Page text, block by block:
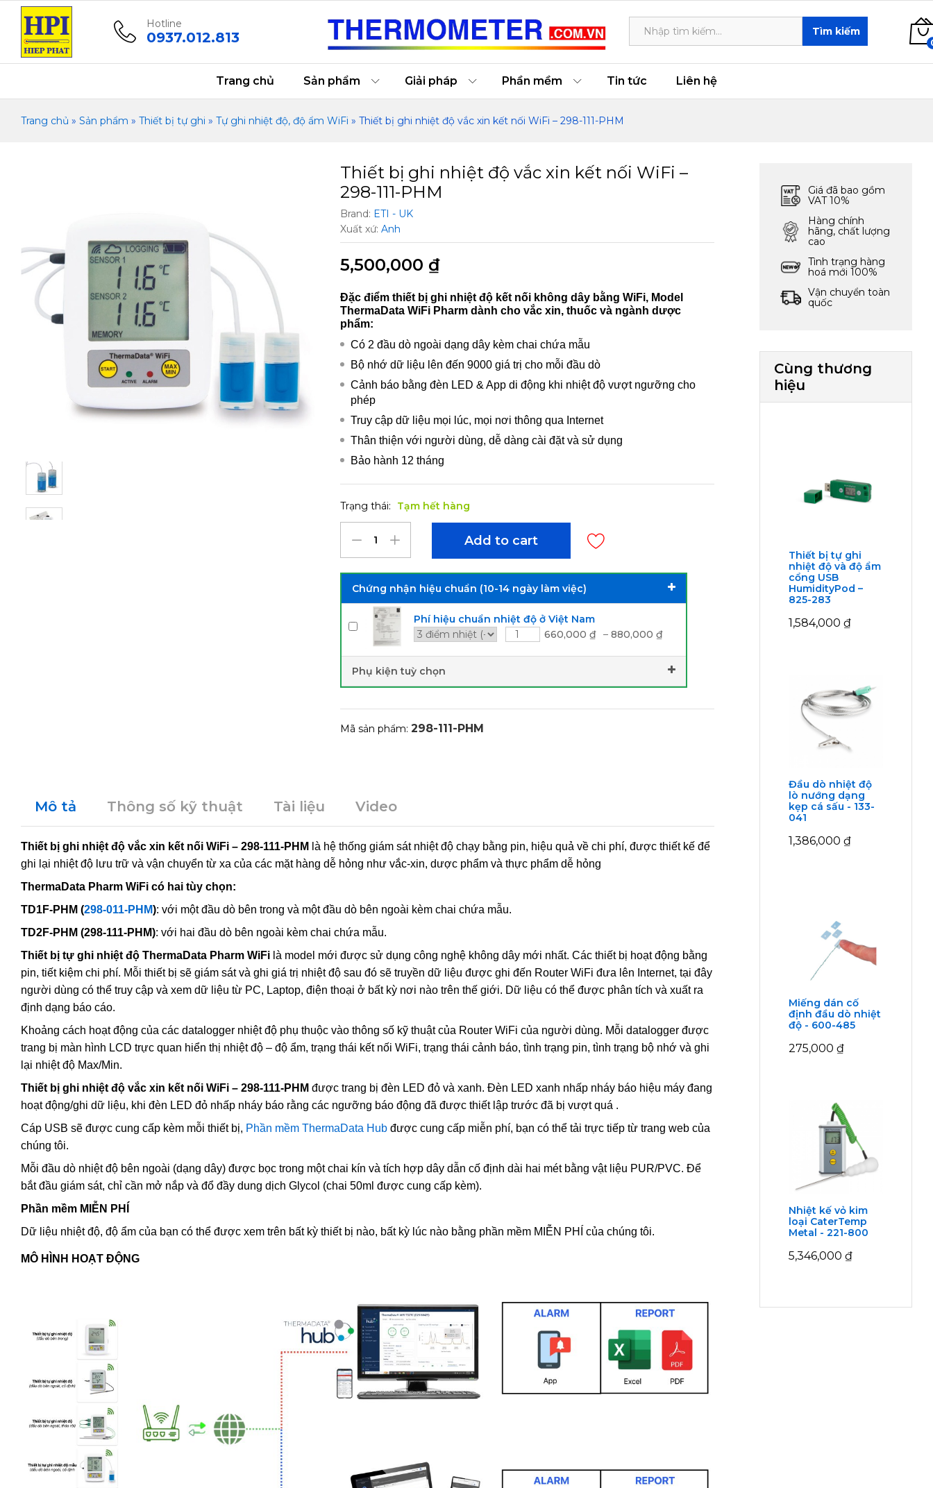
Hotline
0937.012.813 Tìm kiếm
Trang chủ Sản phẩm Giải pháp Phần mềm Tin tức Liên hệ
Trang chủ » Sản phẩm » Thiết bị tự ghi » Tự ghi nhiệt độ, độ ẩm WiFi » Thiết bị ghi nhiệt độ vắc xin kết nối WiFi – 298-111-PHM
Thiết bị ghi nhiệt độ vắc xin kết nối WiFi –
298-111-PHM
Brand: ETI - UK
Xuất xứ: Anh
5,500,000 ₫
Đặc điểm thiết bị ghi nhiệt độ kết nối không dây bằng WiFi, Model
ThermaData WiFi Pharm dành cho vắc xin, thuốc và ngành dược
phẩm:
Có 2 đầu dò ngoài dạng dây kèm chai chứa mẫu
Bộ nhớ dữ liệu lên đến 9000 giá trị cho mỗi đầu dò
Cảnh báo bằng đèn LED & App di động khi nhiệt độ vượt ngưỡng cho
phép
Truy cập dữ liệu mọi lúc, mọi nơi thông qua Internet
Thân thiện với người dùng, dễ dàng cài đặt và sử dụng
Bảo hành 12 tháng
Trạng thái: Tạm hết hàng
Add to cart
Chứng nhận hiệu chuẩn (10-14 ngày làm việc)
Phí hiệu chuẩn nhiệt độ ở Việt Nam
660,000 ₫ – 880,000 ₫
Phụ kiện tuỳ chọn
Mã sản phẩm: 298-111-PHM
Mô tả Thông số kỹ thuật Tài liệu Video
Thiết bị ghi nhiệt độ vắc xin kết nối WiFi – 298-111-PHM là hệ thống giám sát nhiệt độ chạy bằng pin, hiệu quả về chi phí, được thiết kế để
ghi lại nhiệt độ lưu trữ và vận chuyển từ xa của các mặt hàng dễ hỏng như vắc-xin, dược phẩm và thực phẩm dễ hỏng
ThermaData Pharm WiFi có hai tùy chọn:
TD1F-PHM (298-011-PHM): với một đầu dò bên trong và một đầu dò bên ngoài kèm chai chứa mẫu.
TD2F-PHM (298-111-PHM): với hai đầu dò bên ngoài kèm chai chứa mẫu.
Thiết bị tự ghi nhiệt độ ThermaData Pharm WiFi là model mới được sử dụng công nghệ không dây mới nhất. Các thiết bị hoạt động bằng
pin, tiết kiệm chi phí. Mỗi thiết bị sẽ giám sát và ghi giá trị nhiệt độ sau đó sẽ truyền dữ liệu được ghi đến Router WiFi đưa lên Internet, tại đây
người dùng có thể truy cập và xem dữ liệu từ PC, Laptop, điện thoại ở bất kỳ nơi nào trên thế giới. Dữ liệu có thể được phân tích và xuất ra
định dạng báo cáo.
Khoảng cách hoạt động của các datalogger nhiệt độ phụ thuộc vào thông số kỹ thuật của Router WiFi của người dùng. Mỗi datalogger được
trang bị màn hình LCD trực quan hiển thị nhiệt độ – độ ẩm, trạng thái kết nối WiFi, trạng thái cảnh báo, tình trạng pin, tình trạng bộ nhớ và ghi
lại nhiệt độ Max/Min.
Thiết bị ghi nhiệt độ vắc xin kết nối WiFi – 298-111-PHM được trang bị đèn LED đỏ và xanh. Đèn LED xanh nhấp nháy báo hiệu máy đang
hoạt động/ghi dữ liệu, khi đèn LED đỏ nhấp nháy báo rằng các ngưỡng báo động đã được thiết lập trước đã bị vượt quá .
Cáp USB sẽ được cung cấp kèm mỗi thiết bị, Phần mềm ThermaData Hub được cung cấp miễn phí, bạn có thể tải trực tiếp từ trang web của
chúng tôi.
Mỗi đầu dò nhiệt độ bên ngoài (dạng dây) được bọc trong một chai kín và tích hợp dây dẫn cố định dài hai mét bằng vật liệu PUR/PVC. Để
bắt đầu giám sát, chỉ cần mở nắp và đổ đầy dung dịch Glycol (chai 50ml được cung cấp kèm).
Phần mềm MIỄN PHÍ
Dữ liệu nhiệt độ, độ ẩm của bạn có thể được xem trên bất kỳ thiết bị nào, bất kỳ lúc nào bằng phần mềm MIỄN PHÍ của chúng tôi.
MÔ HÌNH HOẠT ĐỘNG
Giá đã bao gồm
VAT 10%
Hàng chính
hãng, chất lượng
cao
Tình trạng hàng
hoá mới 100%
Vận chuyển toàn
quốc
Cùng thương
hiệu
Thiết bị tự ghi
nhiệt độ và độ ẩm
cổng USB
HumidityPod –
825-283
1,584,000₫
Đầu dò nhiệt độ
lò nướng dạng
kẹp cá sấu - 133-
041
1,386,000₫
Miếng dán cố
định đầu dò nhiệt
độ - 600-485
275,000₫
Nhiệt kế vỏ kim
loại CaterTemp
Metal - 221-800
5,346,000₫
Thông số kỹ thuật 5,500,000₫